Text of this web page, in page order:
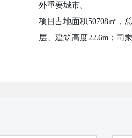
外重要城市。
项目占地面积50708㎡，
层、建筑高度22.6m；司